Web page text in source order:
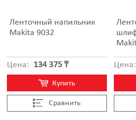
Ленточный напильник
Makita 9032
Цена: 134 375 ₸
Cравнить
Купить
Цена: